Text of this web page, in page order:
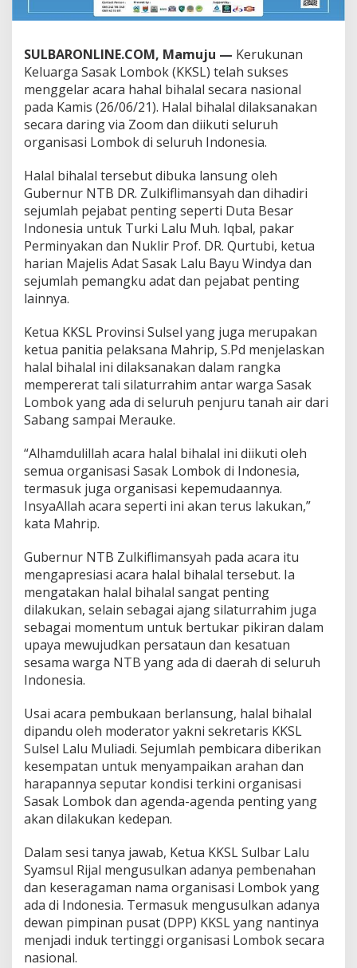
a
k
o
m
b
o
k
S
u
s
e
s
G
e
a
r
H
B
i
h
a
a
N
a
s
i
o
l
SULBARONLINE.COM, Mamuju — Kerukunan
Keluarga Sasak Lombok (KKSL) telah sukses
menggelar acara hahal bihalal secara nasional
pada Kamis (26/06/21). Halal bihalal dilaksanakan
secara daring via Zoom dan diikuti seluruh
organisasi Lombok di seluruh Indonesia.
Halal bihalal tersebut dibuka lansung oleh
Gubernur NTB DR. Zulkiflimansyah dan dihadiri
sejumlah pejabat penting seperti Duta Besar
Indonesia untuk Turki Lalu Muh. Iqbal, pakar
Perminyakan dan Nuklir Prof. DR. Qurtubi, ketua
harian Majelis Adat Sasak Lalu Bayu Windya dan
sejumlah pemangku adat dan pejabat penting
lainnya.
Ketua KKSL Provinsi Sulsel yang juga merupakan
ketua panitia pelaksana Mahrip, S.Pd menjelaskan
halal bihalal ini dilaksanakan dalam rangka
mempererat tali silaturrahim antar warga Sasak
Lombok yang ada di seluruh penjuru tanah air dari
Sabang sampai Merauke.
“Alhamdulillah acara halal bihalal ini diikuti oleh
semua organisasi Sasak Lombok di Indonesia,
termasuk juga organisasi kepemudaannya.
InsyaAllah acara seperti ini akan terus lakukan,”
kata Mahrip.
Gubernur NTB Zulkiflimansyah pada acara itu
mengapresiasi acara halal bihalal tersebut. Ia
mengatakan halal bihalal sangat penting
dilakukan, selain sebagai ajang silaturrahim juga
sebagai momentum untuk bertukar pikiran dalam
upaya mewujudkan persataun dan kesatuan
sesama warga NTB yang ada di daerah di seluruh
Indonesia.
Usai acara pembukaan berlansung, halal bihalal
dipandu oleh moderator yakni sekretaris KKSL
Sulsel Lalu Muliadi. Sejumlah pembicara diberikan
kesempatan untuk menyampaikan arahan dan
harapannya seputar kondisi terkini organisasi
Sasak Lombok dan agenda-agenda penting yang
akan dilakukan kedepan.
Dalam sesi tanya jawab, Ketua KKSL Sulbar Lalu
Syamsul Rijal mengusulkan adanya pembenahan
dan keseragaman nama organisasi Lombok yang
ada di Indonesia. Termasuk mengusulkan adanya
dewan pimpinan pusat (DPP) KKSL yang nantinya
menjadi induk tertinggi organisasi Lombok secara
nasional.